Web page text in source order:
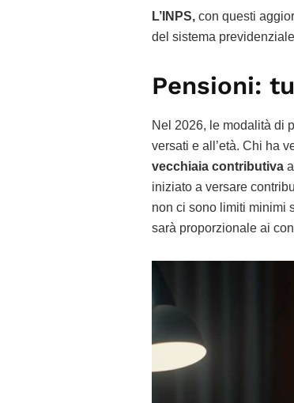
L’INPS, con questi
del sistema
Pensioni:
Nel 2026, le modalità di
versati e all’età. Chi ha
vecchiaia contributiva
iniziato a versare
non ci sono limiti minimi
sarà proporzionale ai